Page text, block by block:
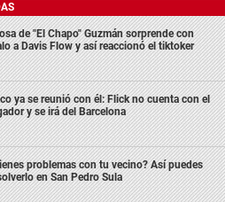
de "El Chapo" Guzmán sorprende con
a Davis Flow y así reaccionó el tiktoker
ya se reunió con él: Flick no cuenta con el
y se irá del Barcelona
problemas con tu vecino? Así puedes
en San Pedro Sula